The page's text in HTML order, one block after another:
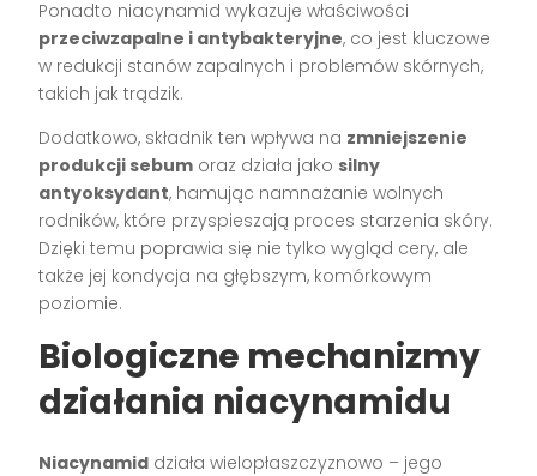
Ponadto niacynamid wykazuje właściwości
przeciwzapalne i antybakteryjne, co jest kluczowe
w redukcji stanów zapalnych i problemów skórnych,
takich jak trądzik.
Dodatkowo, składnik ten wpływa na zmniejszenie
produkcji sebum oraz działa jako silny
antyoksydant, hamując namnażanie wolnych
rodników, które przyspieszają proces starzenia skóry.
Dzięki temu poprawia się nie tylko wygląd cery, ale
także jej kondycja na głębszym, komórkowym
poziomie.
Biologiczne mechanizmy
działania niacynamidu
Niacynamid działa wielopłaszczyznowo – jego